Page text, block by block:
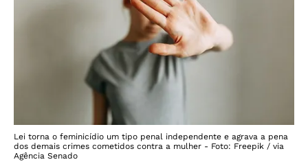
Lei torna o feminicídio um tipo penal independente e agrava a pena
dos demais crimes cometidos contra a mulher - Foto: Freepik / via
Agência Senado